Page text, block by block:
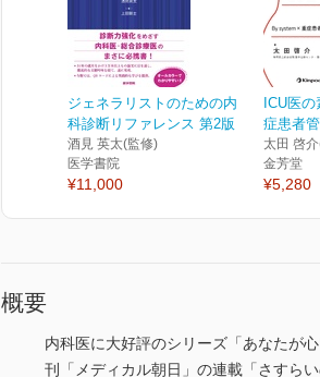
ジェネラリストのための内
科診断リファレンス 第2版
酒見 英太(監修)
医学書院
¥11,000
ICU医
症患者
太田 啓
金芳堂
¥5,280
概要
内科医に大好評のシリーズ「あなたが
刊「メディカル朝日」の連載「さすら